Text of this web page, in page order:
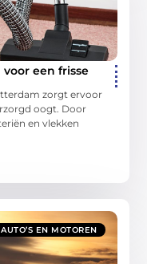
een frisse
zorgt ervoor
oogt. Door
en vlekken
AUTO’S EN MOTOREN